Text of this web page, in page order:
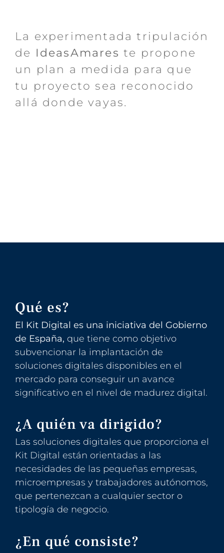
La experimentada tripulación
de IdeasAmares te propone
un plan a medida para que
tu proyecto sea reconocido
allá donde vayas.
Qué es?
El Kit Digital es una iniciativa del Gobierno
de España, que tiene como objetivo
subvencionar la implantación de
soluciones digitales disponibles en el
mercado para conseguir un avance
significativo en el nivel de madurez digital.
¿A quién va dirigido?
Las soluciones digitales que proporciona el
Kit Digital están orientadas a las
necesidades de las pequeñas empresas,
microempresas y trabajadores autónomos,
que pertenezcan a cualquier sector o
tipología de negocio.
¿En qué consiste?